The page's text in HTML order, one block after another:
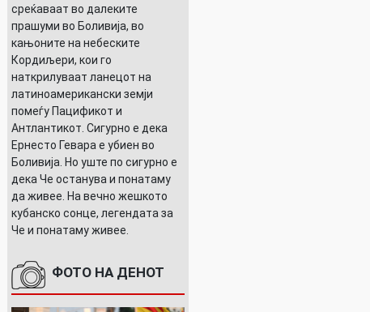
среќаваат во далеките
прашуми во Боливија, во
кањоните на небеските
Кордиљери, кои го
наткрилуваат ланецот на
латиноамерикански земји
помеѓу Пацификот и
Антлантикот. Сигурно е дека
Ернесто Гевара е убиен во
Боливија. Но уште по сигурно е
дека Че останува и понатаму
да живее. На вечно жешкото
кубанско сонце, легендата за
Че и понатаму живее.
ФОТО НА ДЕНОТ